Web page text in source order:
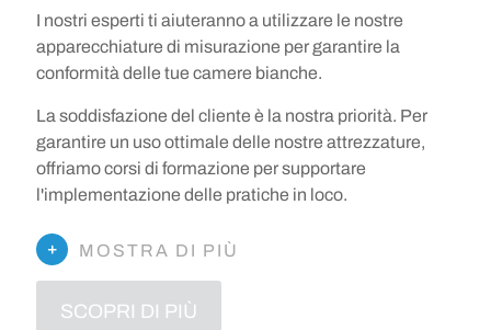
I nostri esperti ti aiuteranno a utilizzare le nostre
apparecchiature di misurazione per garantire la
conformità delle tue camere bianche.
La soddisfazione del cliente è la nostra priorità. Per
garantire un uso ottimale delle nostre attrezzature,
offriamo corsi di formazione per supportare
l'implementazione delle pratiche in loco.
MOSTRA DI PIÙ
SCOPRI DI PIÙ